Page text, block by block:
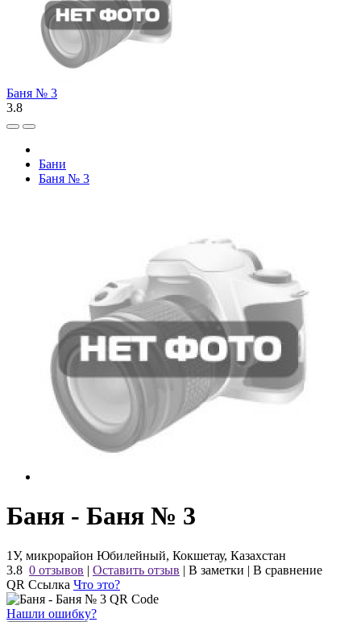
Баня № 3
3.8
Бани
Баня № 3
Баня - Баня № 3
1У, микрорайон Юбилейный, Кокшетау, Казахстан
3.8 0 отзывов | Оставить отзыв | В заметки | В сравнение
QR Ссылка Что это?
Нашли ошибку?